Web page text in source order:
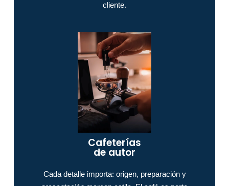
cliente.
Cafeterías
de autor
Cada detalle importa: origen, preparación y